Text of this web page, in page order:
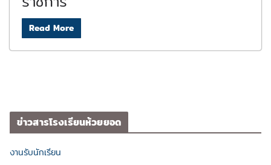
Read More
ข่าวสารโรงเรียนห้วยยอด
งานรับนักเรียน